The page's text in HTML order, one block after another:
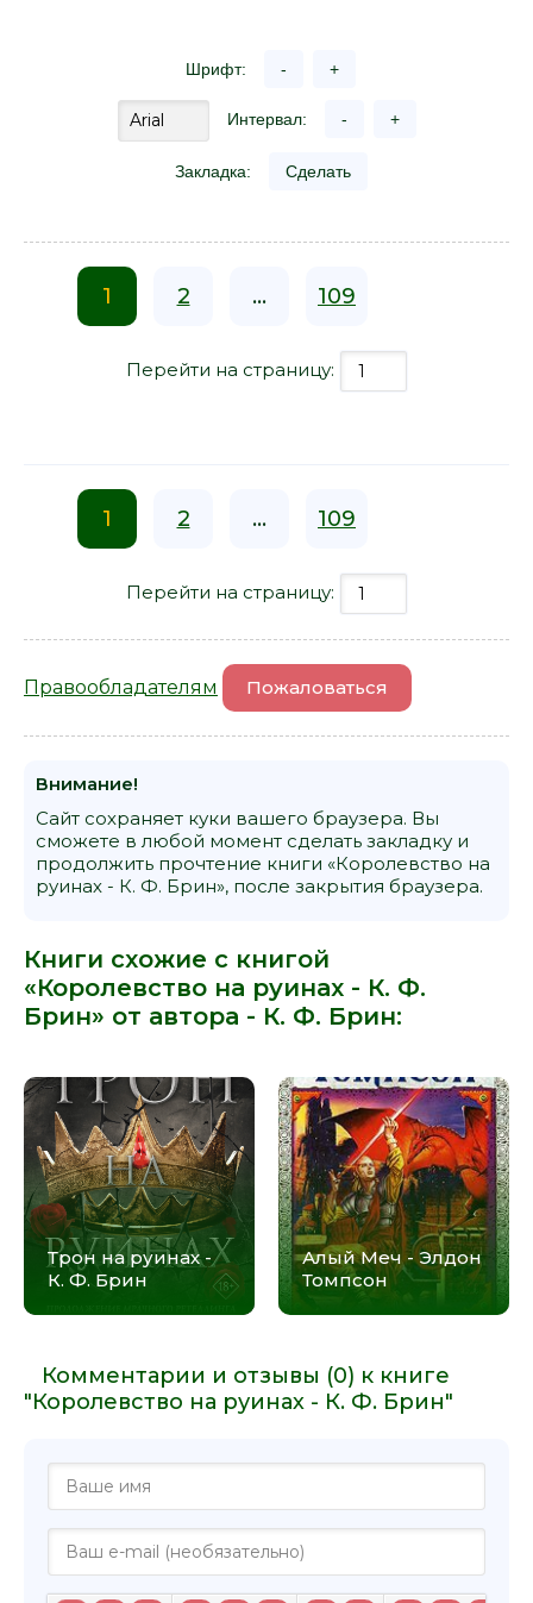
Шрифт: - +
Интервал: - +
Закладка: Сделать
1 2 ... 109
Перейти на страницу:
1 2 ... 109
Перейти на страницу:
Правообладателям Пожаловаться
Внимание!
Сайт сохраняет куки вашего браузера. Вы
сможете в любой момент сделать закладку и
продолжить прочтение книги «Королевство на
руинах - К. Ф. Брин», после закрытия браузера.
Книги схожие с книгой
«Королевство на руинах - К. Ф.
Брин» от автора - К. Ф. Брин:
Трон на руинах -
К. Ф. Брин
Алый Меч - Элдон
Томпсон
Комментарии и отзывы (0) к книге
"Королевство на руинах - К. Ф. Брин"